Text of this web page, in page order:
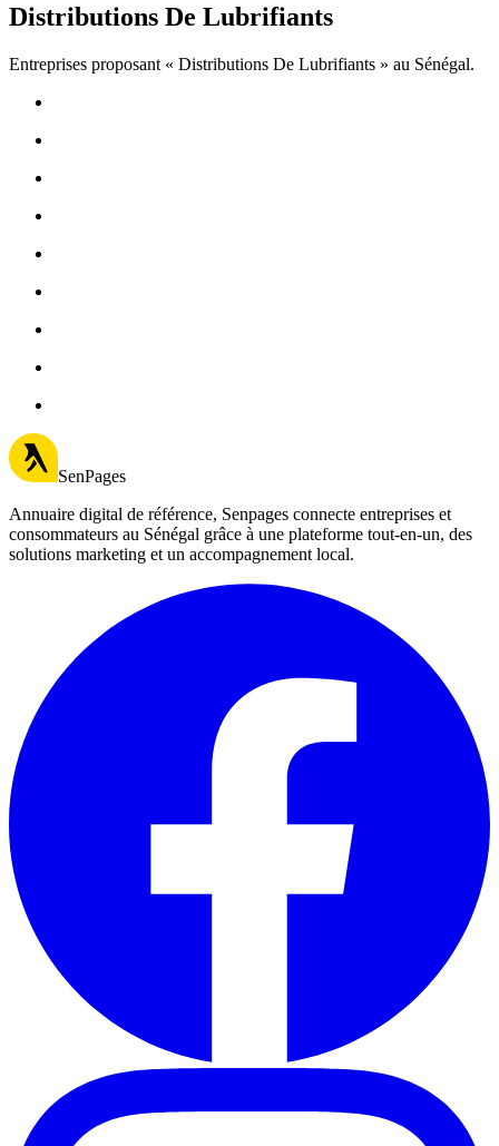
Distributions De Lubrifiants
Entreprises proposant « Distributions De Lubrifiants » au Sénégal.
SenPages
Annuaire digital de référence, Senpages connecte entreprises et
consommateurs au Sénégal grâce à une plateforme tout-en-un, des
solutions marketing et un accompagnement local.